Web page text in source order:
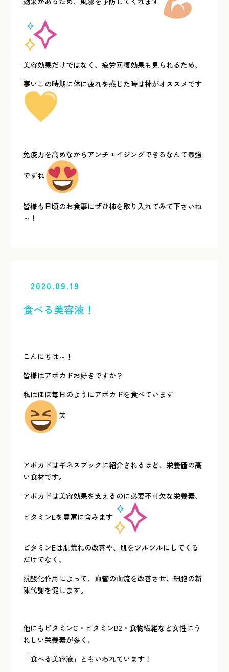
美容効果だけではなく、疲労回復効果も見られるため、
寒いこの時期に体に疲れを感じた時は柿がオススメです
免疫力を高めながらアンチエイジングできるなんて最強
ですね
皆様も日頃のお食事にぜひ柿を取り入れてみて下さいね
～！
2020.09.19
食べる美容液！
こんにちは～！
皆様はアボカドお好きですか？
私はほぼ毎日のようにアボカドを食べています
笑
アボカドはギネスブックに紹介されるほど、栄養価の高
い食材です。
アボカドは美容効果を支えるのに必要不可欠な栄養素、
ビタミンEを豊富に含みます
ビタミンEは肌荒れの改善や、肌をツルツルにしてくる
だけでなく、
抗酸化作用によって、血管の血流を改善させ、細胞の新
陳代謝を促します。
他にもビタミンC・ビタミンB2・食物繊維など女性にう
れしい栄養素が多く、
「食べる美容液」ともいわれています！